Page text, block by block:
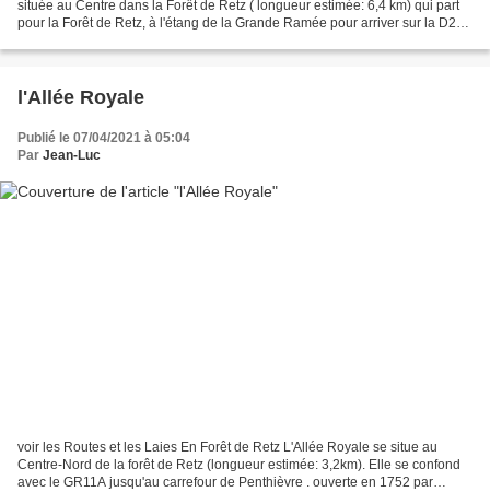
située au Centre dans la Forêt de Retz ( longueur estimée: 6,4 km) qui part
pour la Forêt de Retz, à l'étang de la Grande Ramée pour arriver sur la D231
l'Allée Royale
Publié le 07/04/2021 à 05:04
Par Jean-Luc
voir les Routes et les Laies En Forêt de Retz L'Allée Royale se situe au
Centre-Nord de la forêt de Retz (longueur estimée: 3,2km). Elle se confond
avec le GR11A jusqu'au carrefour de Penthièvre . ouverte en 1752 par